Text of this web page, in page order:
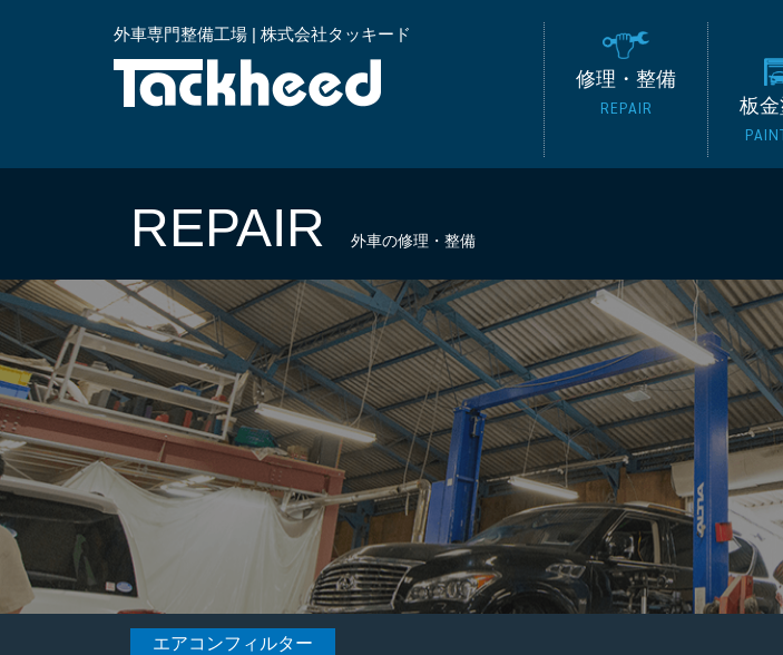
外車専門整備工場 | 株式会社タッキード
横浜の外車専門整
修理・整備
REPAIR 板
REPAIR 外車の修理・整備
エアコンフィルター